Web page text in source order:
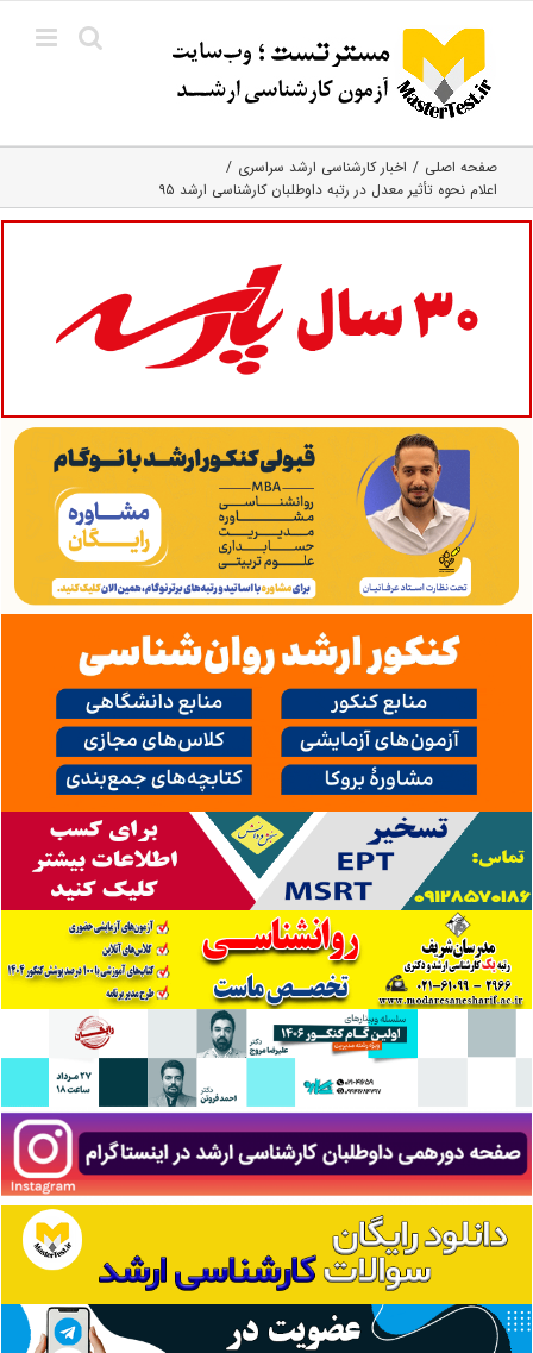
content
صفحه اصلی
اخبار کارشناسی ارشد سراسری
اعلام نحوه تأثیر معدل در رتبه داوطلبان کارشناسی ارشد ۹۵